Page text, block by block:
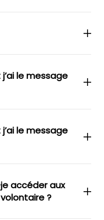
le message
le message
accéder aux
?